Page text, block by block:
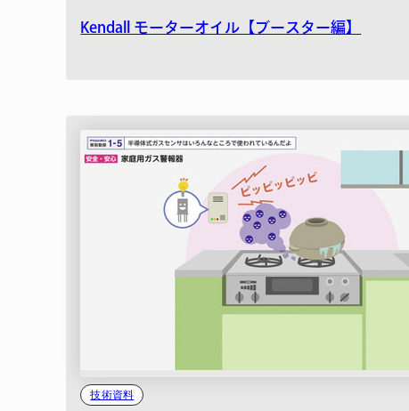
Kendall モーターオイル【ブースター編】
技術資料